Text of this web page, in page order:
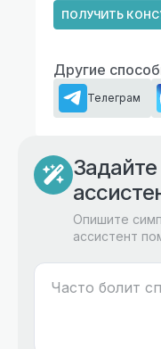
ПОЛУЧИТЬ
Другие
Телеграм
Опишите
ассистент